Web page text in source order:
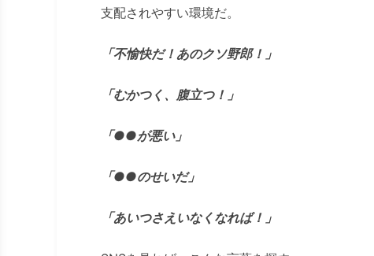
支配されやすい環境だ。
「不愉快だ！あのクソ野郎！」
「むかつく、腹立つ！」
「●●が悪い」
「●●のせいだ」
「あいつさえいなくなれば！」